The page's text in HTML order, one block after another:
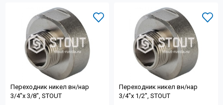
Переходник никел вн/нар
3/4"х 3/8", STOUT
Переходник никел вн/нар
3/4"х 1/2", STOUT